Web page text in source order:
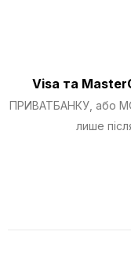
Visa та
ПРИВАТБАНКУ, або
лише